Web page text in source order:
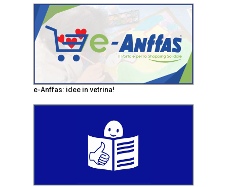
e-Anffas: idee in vetrina!